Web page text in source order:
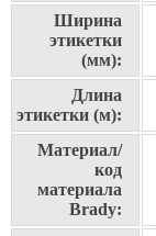
Ширина
этикетки
(мм):
Длина
этикетки (м):
Материал/
код
материала
Brady: